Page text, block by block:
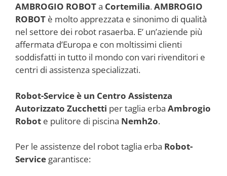
AMBROGIO ROBOTa Cortemilia.AMBROGIO
ROBOT è molto apprezzata e sinonimo di qualità
nel settore dei robot rasaerba. E’ un’aziende più
affermata d’Europa e con moltissimi clienti
soddisfatti in tutto il mondo con vari rivenditori e
centri di assistenza specializzati.
Robot-Service è un Centro Assistenza
Autorizzato Zucchetti per taglia erba Ambrogio
Robot e pulitore di piscina Nemh2o.
Per le assistenze del robot taglia erba Robot-
Service garantisce: